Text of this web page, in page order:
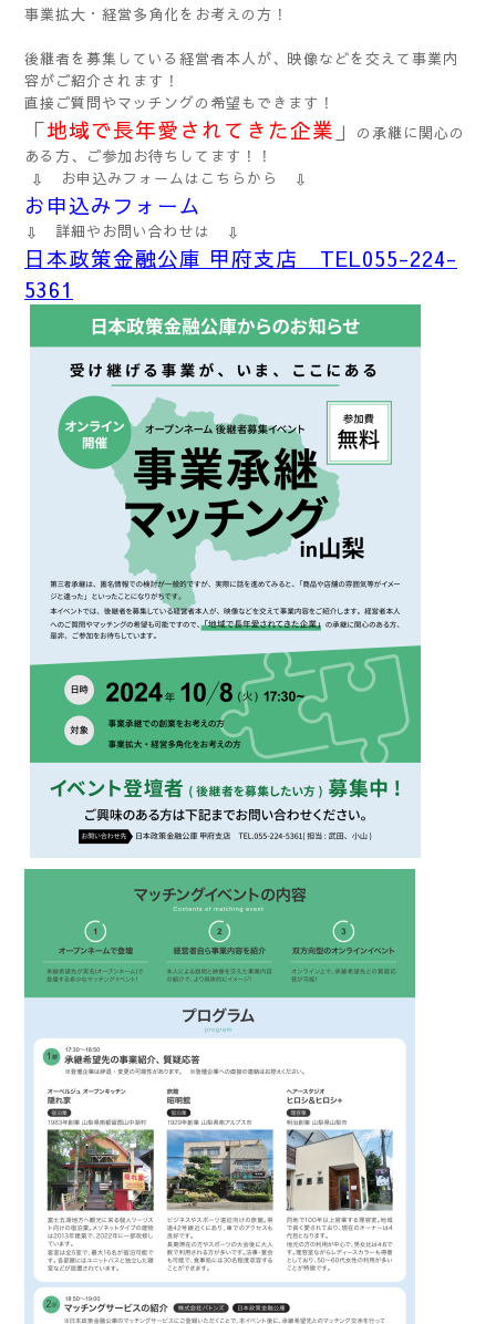
事業拡大・経営多角化をお考えの方！
後継者を募集している経営者本人が、映像などを交えて事業内
容がご紹介されます！
直接ご質問やマッチングの希望もできます！
「地域で長年愛されてきた企業 」
の承継に関心の
ある方、ご参加お待ちしてます！！
⇩ お申込みフォームはこちらから ⇩
お申込みフォーム
⇩ 詳細やお問い合わせは ⇩
日本政策金融公庫 甲府支店 TEL055-224-
5361